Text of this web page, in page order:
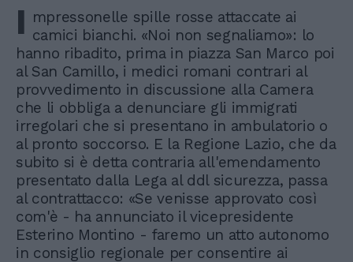
I mpressonelle spille rosse attaccate ai
camici bianchi. «Noi non segnaliamo»: lo
hanno ribadito, prima in piazza San Marco poi
al San Camillo, i medici romani contrari al
provvedimento in discussione alla Camera
che li obbliga a denunciare gli immigrati
irregolari che si presentano in ambulatorio o
al pronto soccorso. E la Regione Lazio, che da
subito si è detta contraria all'emendamento
presentato dalla Lega al ddl sicurezza, passa
al contrattacco: «Se venisse approvato così
com'è - ha annunciato il vicepresidente
Esterino Montino - faremo un atto autonomo
in consiglio regionale per consentire ai